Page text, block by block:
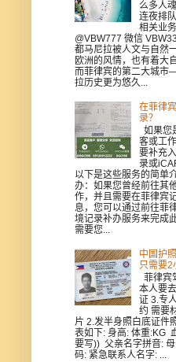
么多人
连夜排
相关业
@VBW777 微信
都马尼拉被人文与自然
欧洲的风情，也有着大
而菲律宾的第二大城
拉历史更为悠久...
在菲律
录？
如果您
客或工
要补充
录或
以下是这些服务的简单
办：如果您曾经前往其
作，并且需要在菲律宾
息，您可以通过前往菲
境记录补办服务来完成
需要您...
中国护
只需要2
菲律宾
本人要
证 3.专
约 需要
片 2.发半身照白底证件
表如下: 身高: 体重:KG
要写)) 父亲名字拼音:
码: 紧急联系人名字: ...